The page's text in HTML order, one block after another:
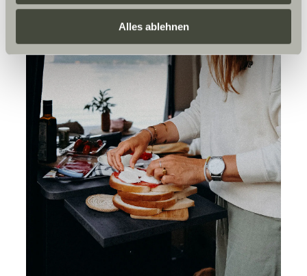
erteilen Sie uns Ihre Einwilligung zur Verarbeitung Ihrer
Daten zu den genannten Zwecken. Die Einwilligung ist
freiwillig, für den Besuch der Website nicht erforderlich
und kann jederzeit über die Einstellungen widerrufen
werden. Klicken Sie auf Ablehnen, werden nur die
notwendigen Cookies auf der Webseite gesetzt, die für
den störungsfreien Betrieb der Webseite und die
Ermöglichung der Seitennavigation erforderlich sind.
Alles ablehnen